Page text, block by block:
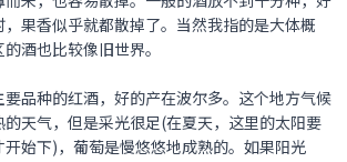
果香似乎就都散掉了。当然我指的是大体概
酒也比较像旧世界。
要品种的红酒，好的产在波尔多。这个地方气候
天气，但是采光很足(在夏天，这里的太阳要
始下)，葡萄是慢悠悠地成熟的。如果阳光